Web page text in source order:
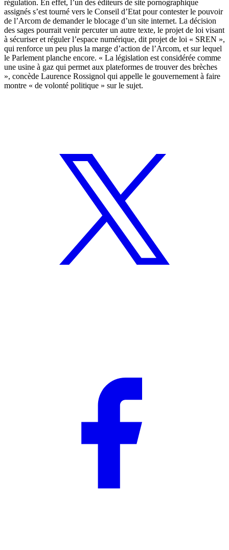
régulation. En effet, l’un des éditeurs de site pornographique
assignés s’est tourné vers le Conseil d’Etat pour contester le pouvoir
de l’Arcom de demander le blocage d’un site internet. La décision
des sages pourrait venir percuter un autre texte, le projet de loi visant
à sécuriser et réguler l’espace numérique, dit projet de loi « SREN »,
qui renforce un peu plus la marge d’action de l’Arcom, et sur lequel
le Parlement planche encore. « La législation est considérée comme
une usine à gaz qui permet aux plateformes de trouver des brèches
», concède Laurence Rossignol qui appelle le gouvernement à faire
montre « de volonté politique » sur le sujet.